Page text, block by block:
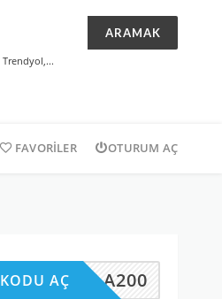
ARAMAK
Trendyol,...
FAVORILER OTURUM AÇ
BELLA200
KODU AÇ